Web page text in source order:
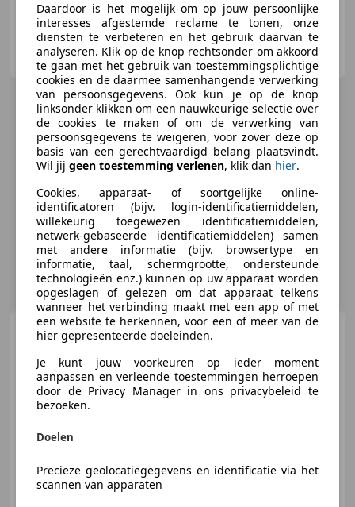
H. Mostert Cars
NL-3044 AN ROTTERDAM
Cadillac Eldorado
Daardoor is het mogelijk om op jouw persoonlijke
interesses afgestemde reclame te tonen, onze
diensten te verbeteren en het gebruik daarvan te
analyseren. Klik op de knop rechtsonder om akkoord
te gaan met het gebruik van toestemmingsplichtige
cookies en de daarmee samenhangende verwerking
van persoonsgegevens. Ook kun je op de knop
linksonder klikken om een nauwkeurige selectie over
de cookies te maken of om de verwerking van
persoonsgegevens te weigeren, voor zover deze op
basis van een gerechtvaardigd belang plaatsvindt.
Wil jij geen toestemming verlenen, klik dan hier.
Cookies, apparaat- of soortgelijke online-
identificatoren (bijv. login-identificatiemiddelen,
willekeurig toegewezen identificatiemiddelen,
netwerk-gebaseerde identificatiemiddelen) samen
met andere informatie (bijv. browsertype en
informatie, taal, schermgrootte, ondersteunde
technologieën enz.) kunnen op uw apparaat worden
opgeslagen of gelezen om dat apparaat telkens
wanneer het verbinding maakt met een app of met
een website te herkennen, voor een of meer van de
hier gepresenteerde doeleinden.
Je kunt jouw voorkeuren op ieder moment
aanpassen en verleende toestemmingen herroepen
door de Privacy Manager in ons privacybeleid te
bezoeken.
Doelen
Precieze geolocatiegegevens en identificatie via het
scannen van apparaten